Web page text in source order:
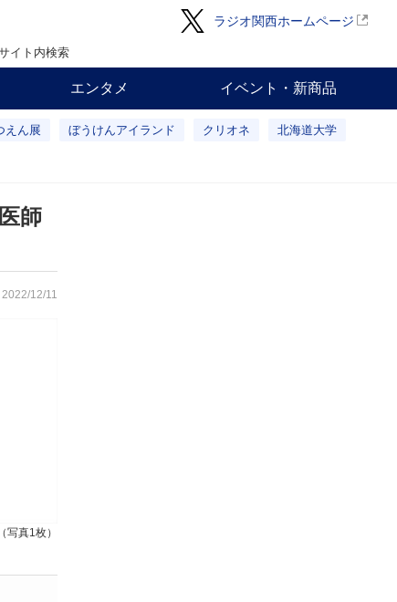
ラジオ関西ホームページ
イト内検索
エンタメ イベント・新商品
えん展 ぼうけんアイランド クリオネ 北海道大学
師
2022/12/11
（写真1枚）